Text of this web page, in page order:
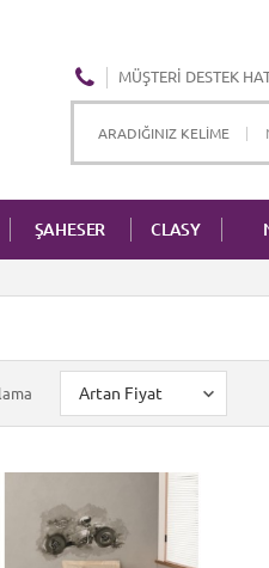
MÜŞTERI DESTEK
ŞAHESER CLASY